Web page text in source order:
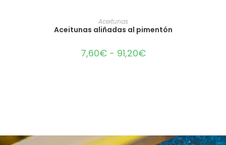
SELECCIONAR OPCIONES
Aceitunas
Aceitunas aliñadas al pimentón
7,60€ - 91,20€